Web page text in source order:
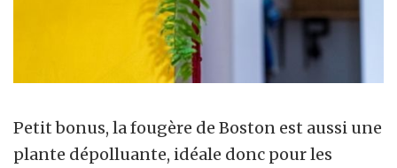
Petit bonus, la fougère de Boston est aussi une
plante dépolluante, idéale donc pour les